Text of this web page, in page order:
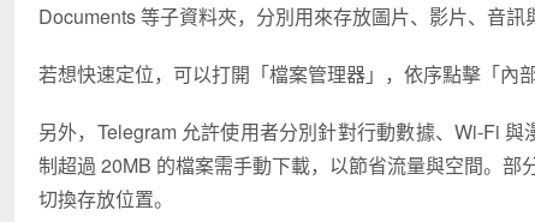
Documents 等子資料夾，分別用來存放圖片、影片、音訊
若想快速定位，可以打開「檔案管理器」，依序點擊「
另外，Telegram 允許使用者分別針對行動數據、Wi-Fi
制超過 20MB 的檔案需手動下載，以節省流量與空間。
切換存放位置。